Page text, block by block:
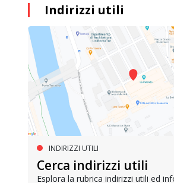
Indirizzi utili
INDIRIZZI UTILI
Cerca indirizzi utili
Esplora la rubrica indirizzi utili ed